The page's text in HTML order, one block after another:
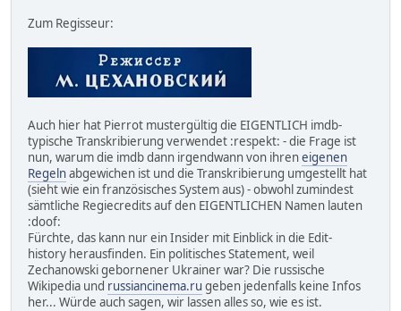
Zum Regisseur:
Auch hier hat Pierrot mustergültig die EIGENTLICH imdb-
typische Transkribierung verwendet :respekt: - die Frage ist
nun, warum die imdb dann irgendwann von ihreneigenen
Regelnabgewichen ist und die Transkribierung umgestellt hat
(sieht wie ein französisches System aus) - obwohl zumindest
sämtliche Regiecredits auf den EIGENTLICHEN Namen lauten
:doof:
Fürchte, das kann nur ein Insider mit Einblick in die Edit-
history herausfinden. Ein politisches Statement, weil
Zechanowski gebornener Ukrainer war? Die russische
Wikipedia und russiancinema.ru geben jedenfalls keine Infos
her... Würde auch sagen, wir lassen alles so, wie es ist.